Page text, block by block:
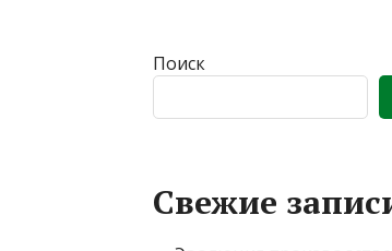
Поиск
Свежие